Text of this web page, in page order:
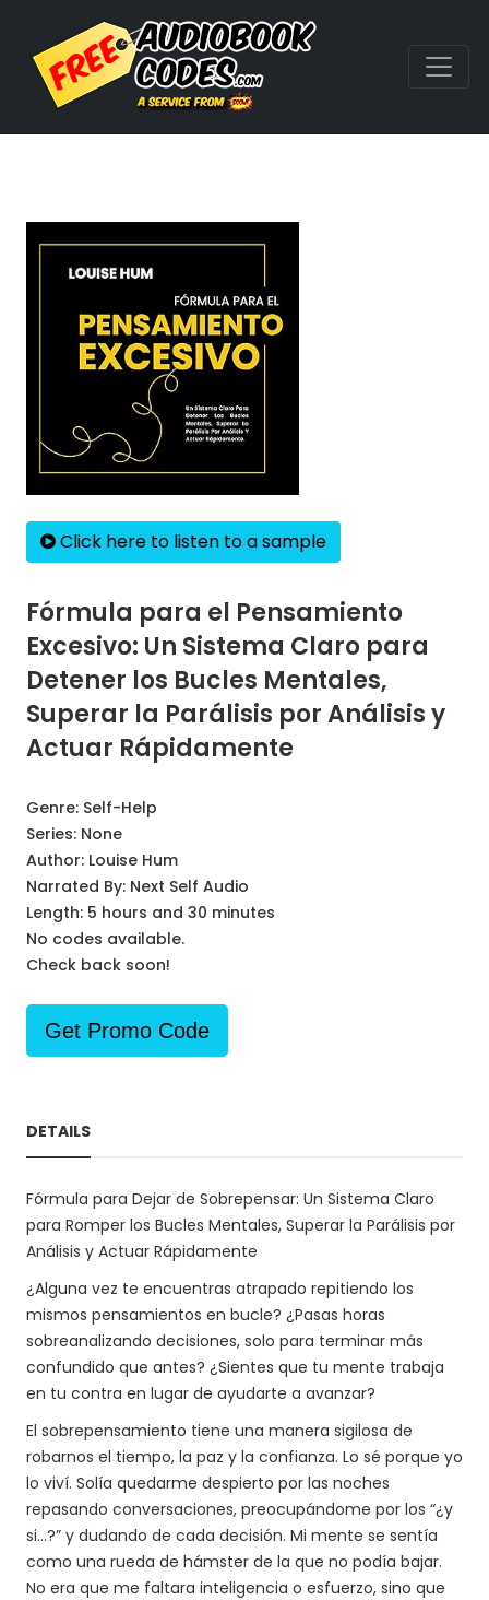
Click here to listen to a sample
Fórmula para el Pensamiento
Excesivo: Un Sistema Claro para
Detener los Bucles Mentales,
Superar la Parálisis por Análisis y
Actuar Rápidamente
Genre: Self-Help
Series: None
Author: Louise Hum
Narrated By: Next Self Audio
Length: 5 hours and 30 minutes
No codes available.
Check back soon!
Get Promo Code
DETAILS
Fórmula para Dejar de Sobrepensar: Un Sistema Claro
para Romper los Bucles Mentales, Superar la Parálisis por
Análisis y Actuar Rápidamente
¿Alguna vez te encuentras atrapado repitiendo los
mismos pensamientos en bucle? ¿Pasas horas
sobreanalizando decisiones, solo para terminar más
confundido que antes? ¿Sientes que tu mente trabaja
en tu contra en lugar de ayudarte a avanzar?
El sobrepensamiento tiene una manera sigilosa de
robarnos el tiempo, la paz y la confianza. Lo sé porque yo
lo viví. Solía quedarme despierto por las noches
repasando conversaciones, preocupándome por los “¿y
si…?” y dudando de cada decisión. Mi mente se sentía
como una rueda de hámster de la que no podía bajar.
No era que me faltara inteligencia o esfuerzo, sino que